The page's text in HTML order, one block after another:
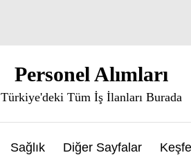
Personel Alımları
Türkiye'deki Tüm İş İlanları Burada
Sağlık Diğer Sayfalar